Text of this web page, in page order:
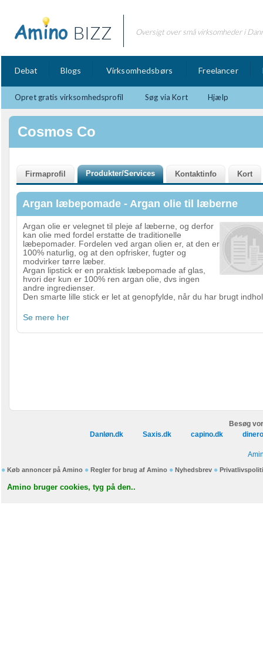
BIZZ Oversigt over små virksomheder i
Debat Blogs Virksomhedsbørs Freelancer
Opret gratis virksomhedsprofil Søg via Kort Hjælp
Cosmos Co
Argan læbepomade - Argan olie til læberne
Argan olie er velegnet til pleje af læberne, og derfor
kan olie med fordel erstatte de traditionelle
læbepomader. Fordelen ved argan olien er, at den er
100% naturlig, og at den opfrisker, fugter og
modvirker tørre læber.
Argan lipstick er en praktisk læbepomade af glas,
hvori der kun er 100% ren argan olie, dvs ingen
andre ingredienser.
Den smarte lille stick er let at genopfylde, når du har brugt
Se mere her
Besøg
Danløn.dk
Saxis.dk capino.dk
Køb annoncer på Amino Regler for brug af Amino Nyhedsbrev
Amino bruger cookies, tyg på den..